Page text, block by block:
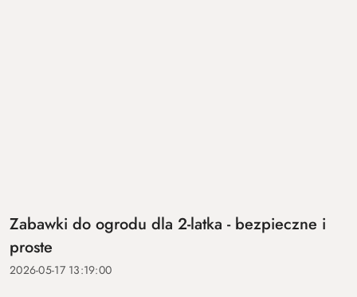
Zabawki do ogrodu dla 2-latka - bezpieczne i
proste
2026-05-17 13:19:00